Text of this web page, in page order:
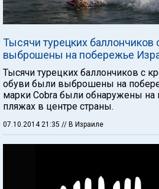
Тысячи турецких
выброшены на побережье
Тысячи турецких баллончиков с
обуви были выброшены на
марки Cobra были обнаружены
пляжах в центре страны.
07.10.2014 21:35 // В Израиле